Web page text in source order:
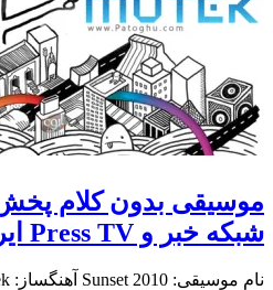
موسیقی بدون کلام
شبکه خبر و Press TV ایران